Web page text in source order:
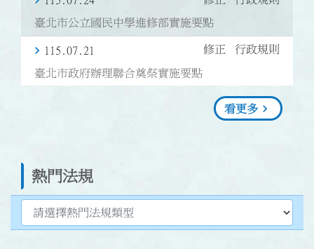
臺北市公立國民中學進修部實施要點
115.07.21 修正 行政規則
臺北市政府辦理聯合奠祭實施要點
看更多
熱門法規
選擇熱門法規類型